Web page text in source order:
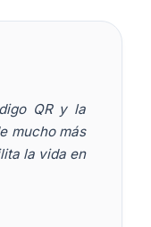
QR y la
mucho más
la vida en